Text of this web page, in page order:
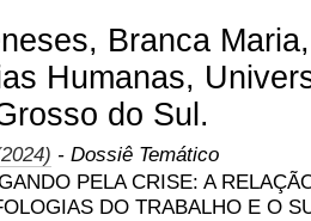
Branca
Humanas,
do Sul.
- Dossiê Temático
PELA CRISE: A
DO TRABALHO E O